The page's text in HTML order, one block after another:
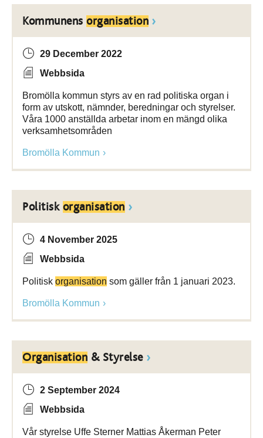
Kommunens organisation
29 December 2022
Webbsida
Bromölla kommun styrs av en rad politiska organ i
form av utskott, nämnder, beredningar och styrelser.
Våra 1000 anställda arbetar inom en mängd olika
verksamhetsområden
Bromölla Kommun
Politisk organisation
4 November 2025
Webbsida
Politisk organisation som gäller från 1 januari 2023.
Bromölla Kommun
Organisation & Styrelse
2 September 2024
Webbsida
Vår styrelse Uffe Sterner Mattias Åkerman Peter